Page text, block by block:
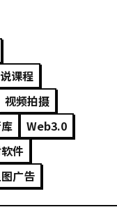
课程
视频拍摄
Web3.0
件
广告